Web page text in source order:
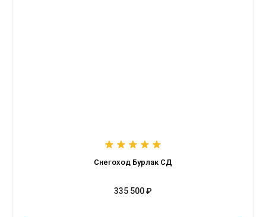
Снегоход Бурлак СД
335 500 ₽